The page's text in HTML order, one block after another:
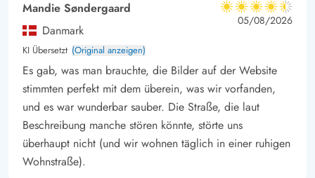
haben, lasst euch überraschen – malerische
Sonnenuntergänge, leckeres Essen, Zeit und gute Gesellschaft
sind der Inbegriff von Urlaub!
Wunderschöne Landschaft - Einkaufsmöglichkeiten in der Nähe
Mit der Ferienhausadresse im Klitsvinget 15 in Klegod seid ihr
von der wunderschönen westjütländischen Natur auf dem
Holmsland Klit umgeben. Die Nordsee ist zu Fuß erreichbar,
falls ein erfrischender Sprung in die Wellen verlockend sein
sollte. Der Ringkøbing Fjord befindet sich ebenfalls in der
Mandie Søndergaard
Danmark
KI Übersetzt (Original anzeigen)
4.5 von 5
4.5 von 5
4.5 out of 5
05/08/2026
Es gab, was man brauchte, die Bilder auf der Website
stimmten perfekt mit dem überein, was wir vorfanden,
und es war wunderbar sauber. Die Straße, die laut
Beschreibung manche stören könnte, störte uns
überhaupt nicht (und wir wohnen täglich in einer ruhigen
Wohnstraße).